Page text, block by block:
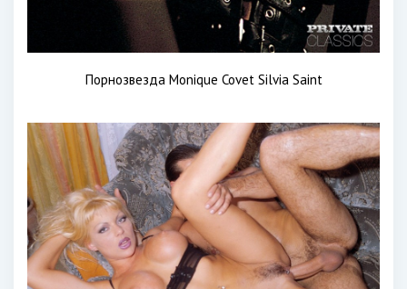
Порнозвезда Monique Covet Silvia Saint